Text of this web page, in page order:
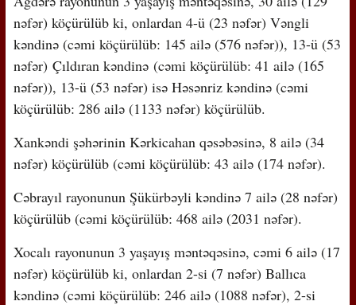
nəfər) köçürülüb ki, onlardan 4-ü (23 nəfər) Vəngli
kəndinə (cəmi köçürülüb: 145 ailə (576 nəfər)), 13-ü (53
nəfər) Çıldıran kəndinə (cəmi köçürülüb: 41 ailə (165
nəfər)), 13-ü (53 nəfər) isə Həsənriz kəndinə (cəmi
köçürülüb: 286 ailə (1133 nəfər) köçürülüb.
Xankəndi şəhərinin Kərkicahan qəsəbəsinə, 8 ailə (34
nəfər) köçürülüb (cəmi köçürülüb: 43 ailə (174 nəfər).
Cəbrayıl rayonunun Şükürbəyli kəndinə 7 ailə (28 nəfər)
köçürülüb (cəmi köçürülüb: 468 ailə (2031 nəfər).
Xocalı rayonunun 3 yaşayış məntəqəsinə, cəmi 6 ailə (17
nəfər) köçürülüb ki, onlardan 2-si (7 nəfər) Ballıca
kəndinə (cəmi köçürülüb: 246 ailə (1088 nəfər), 2-si